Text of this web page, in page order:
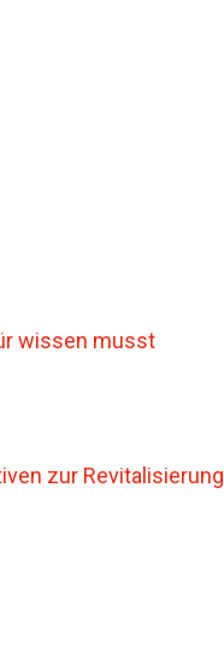
wissen musst
zur Revitalisierung